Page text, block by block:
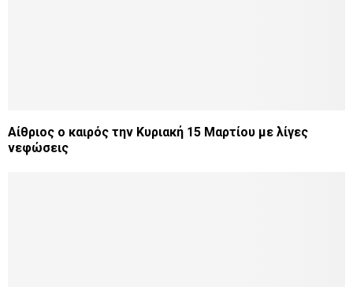
Αίθριος ο καιρός την Κυριακή 15 Μαρτίου με λίγες
νεφώσεις